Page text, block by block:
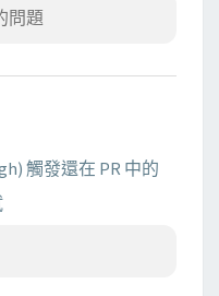
問題
觸發還在 PR 中的